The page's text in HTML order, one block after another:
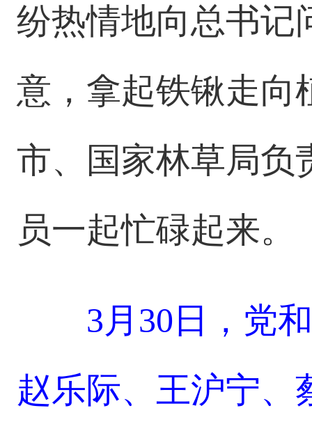
纷热情地向总书记
意，拿起铁锹走向
市、国家林草局负
员一起忙碌起来。
3月30日，党
赵乐际、王沪宁、